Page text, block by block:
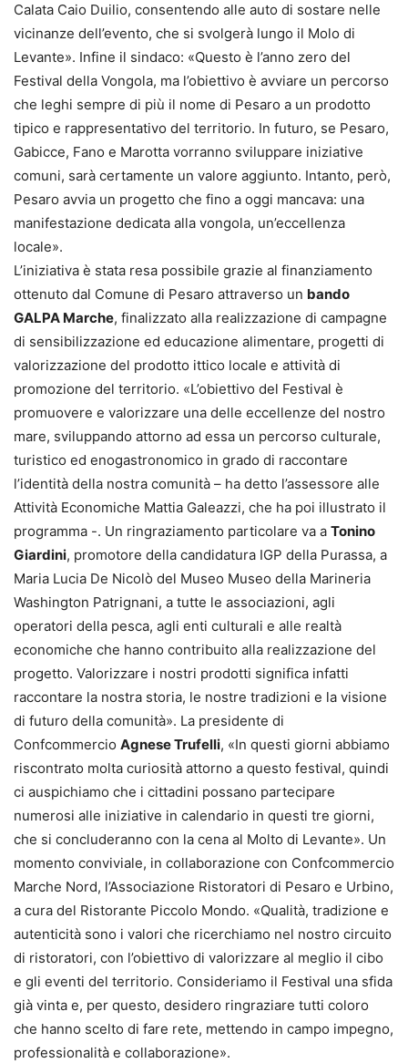
Calata Caio Duilio, consentendo alle auto di sostare nelle
vicinanze dell’evento, che si svolgerà lungo il Molo di
Levante». Infine il sindaco: «Questo è l’anno zero del
Festival della Vongola, ma l’obiettivo è avviare un percorso
che leghi sempre di più il nome di Pesaro a un prodotto
tipico e rappresentativo del territorio. In futuro, se Pesaro,
Gabicce, Fano e Marotta vorranno sviluppare iniziative
comuni, sarà certamente un valore aggiunto. Intanto, però,
Pesaro avvia un progetto che fino a oggi mancava: una
manifestazione dedicata alla vongola, un’eccellenza
locale».
L’iniziativa è stata resa possibile grazie al finanziamento
ottenuto dal Comune di Pesaro attraverso un bando
GALPA Marche, finalizzato alla realizzazione di campagne
di sensibilizzazione ed educazione alimentare, progetti di
valorizzazione del prodotto ittico locale e attività di
promozione del territorio. «L’obiettivo del Festival è
promuovere e valorizzare una delle eccellenze del nostro
mare, sviluppando attorno ad essa un percorso culturale,
turistico ed enogastronomico in grado di raccontare
l’identità della nostra comunità – ha detto l’assessore alle
Attività Economiche Mattia Galeazzi, che ha poi illustrato il
programma -. Un ringraziamento particolare va a Tonino
Giardini, promotore della candidatura IGP della Purassa, a
Maria Lucia De Nicolò del Museo Museo della Marineria
Washington Patrignani, a tutte le associazioni, agli
operatori della pesca, agli enti culturali e alle realtà
economiche che hanno contribuito alla realizzazione del
progetto. Valorizzare i nostri prodotti significa infatti
raccontare la nostra storia, le nostre tradizioni e la visione
di futuro della comunità». La presidente di
Confcommercio Agnese Trufelli, «In questi giorni abbiamo
riscontrato molta curiosità attorno a questo festival, quindi
ci auspichiamo che i cittadini possano partecipare
numerosi alle iniziative in calendario in questi tre giorni,
che si concluderanno con la cena al Molto di Levante». Un
momento conviviale, in collaborazione con Confcommercio
Marche Nord, l’Associazione Ristoratori di Pesaro e Urbino,
a cura del Ristorante Piccolo Mondo. «Qualità, tradizione e
autenticità sono i valori che ricerchiamo nel nostro circuito
di ristoratori, con l’obiettivo di valorizzare al meglio il cibo
e gli eventi del territorio. Consideriamo il Festival una sfida
già vinta e, per questo, desidero ringraziare tutti coloro
che hanno scelto di fare rete, mettendo in campo impegno,
professionalità e collaborazione».